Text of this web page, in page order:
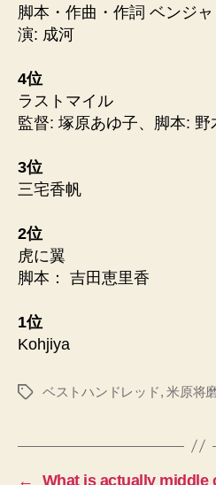
脚本・作曲・作詞 ベンジ
演: 成河
4位
ラストマイル
監督: 塚原あゆ子、脚本: 野
3位
三宅香帆
2位
虎に翼
脚本： 吉田恵里香
1位
Kohjiya
タ
ベストハンドレッド,米原将
← What is actually middle